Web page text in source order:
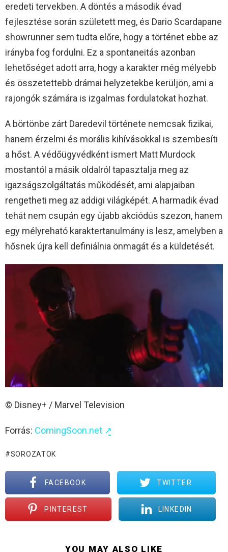
eredeti tervekben. A döntés a második évad
fejlesztése során született meg, és Dario Scardapane
showrunner sem tudta előre, hogy a történet ebbe az
irányba fog fordulni. Ez a spontaneitás azonban
lehetőséget adott arra, hogy a karakter még mélyebb
és összetettebb drámai helyzetekbe kerüljön, ami a
rajongók számára is izgalmas fordulatokat hozhat.
A börtönbe zárt Daredevil története nemcsak fizikai,
hanem érzelmi és morális kihívásokkal is szembesíti
a hőst. A védőügyvédként ismert Matt Murdock
mostantól a másik oldalról tapasztalja meg az
igazságszolgáltatás működését, ami alapjaiban
rengetheti meg az addigi világképét. A harmadik évad
tehát nem csupán egy újabb akciódús szezon, hanem
egy mélyreható karaktertanulmány is lesz, amelyben a
hősnek újra kell definiálnia önmagát és a küldetését.
© Disney+ / Marvel Television
Forrás: ComingSoon.net ↗̱
SOROZATOK
FACEBOOK TWITTER
PINTEREST LINKEDIN
YOU MAY ALSO LIKE